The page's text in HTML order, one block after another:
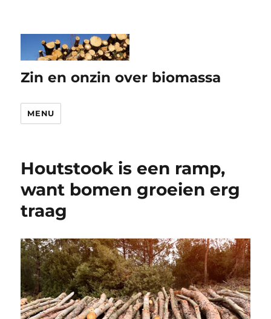
Zin en onzin over biomassa
MENU
Houtstook is een ramp,
want bomen groeien erg
traag